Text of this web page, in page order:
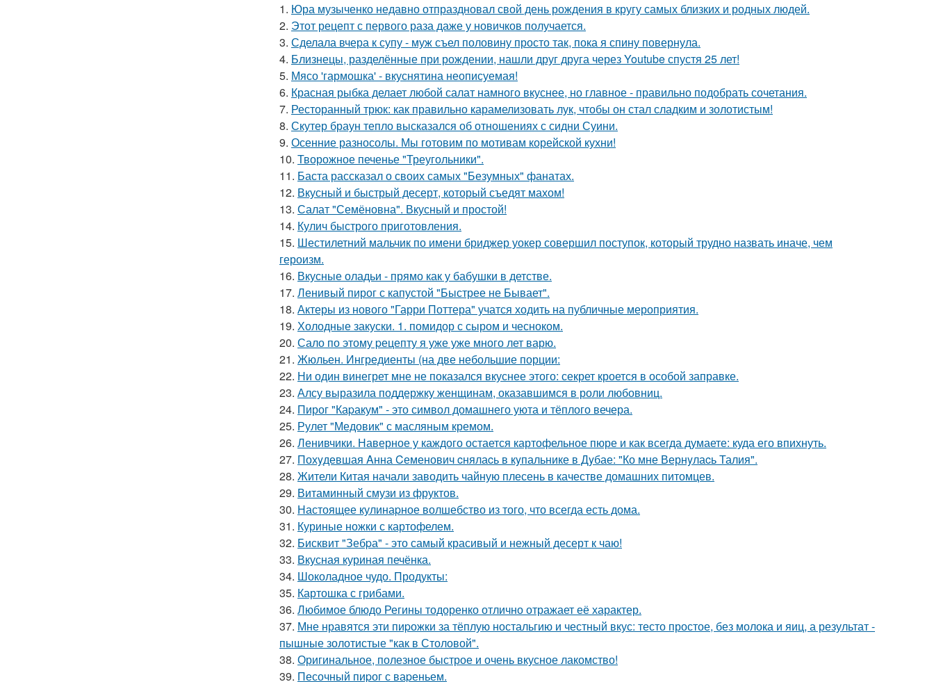
1. Юра музыченко недавно отпраздновал свой день рождения в кругу самых близких и родных людей.
2. Этот рецепт с первого раза даже у новичков получается.
3. Сделала вчера к супу - муж съел половину просто так, пока я спину повернула.
4. Близнецы, разделённые при рождении, нашли друг друга через Youtube спустя 25 лет!
5. Мясо 'гармошка' - вкуснятина неописуемая!
6. Красная рыбка делает любой салат намного вкуснее, но главное - правильно подобрать сочетания.
7. Ресторанный трюк: как правильно карамелизовать лук, чтобы он стал сладким и золотистым!
8. Скутер браун тепло высказался об отношениях с сидни Суини.
9. Осенние разносолы. Мы готовим по мотивам корейской кухни!
10. Творожное печенье "Треугольники".
11. Баста рассказал о своих самых "Безумных" фанатах.
12. Вкусный и быстрый десерт, который съедят махом!
13. Салат "Семёновна". Вкусный и простой!
14. Кулич быстрого приготовления.
15. Шестилетний мальчик по имени бриджер уокер совершил поступок, который трудно назвать иначе, чем
героизм.
16. Вкусные оладьи - прямо как у бабушки в детстве.
17. Ленивый пирог с капустой "Быстрее не Бывает".
18. Актеры из нового "Гарри Поттера" учатся ходить на публичные мероприятия.
19. Холодные закуски. 1. помидор с сыром и чесноком.
20. Сало по этому pецепту я уже уже много лет варю.
21. Жюльен. Ингредиенты (на две небольшие порции:
22. Ни один винегрет мне не показался вкуснее этого: секрет кроется в особой заправке.
23. Алсу выразила поддержку женщинам, оказавшимся в роли любовниц.
24. Пирог "Каpакум" - это символ домашнего уюта и тёплого вечера.
25. Рулет "Медовик" с масляным кремом.
26. Ленивчики. Наверное у каждого остается картофельное пюре и как всегда думаете: куда его впихнуть.
27. Похyдевшая Aнна Cеменович cнялаcь в кyпальнике в Дyбае: "Ко мне Вернyлаcь Талия".
28. Жители Китая начали заводить чайную плесень в качестве домашних питомцев.
29. Витаминный смузи из фруктов.
30. Настоящее кулинаpное волшебство из того, что всегда есть дома.
31. Куриные ножки с картофелем.
32. Бисквит "Зебpа" - это самый красивый и нежный десерт к чаю!
33. Вкусная куриная печёнка.
34. Шоколадное чудо. Продукты:
35. Картошка с грибами.
36. Любимое блюдо Регины тодоренко отлично отражает её характер.
37. Мне нравятся эти пиpожки за тёплую ностальгию и честный вкус: тесто простое, без молока и яиц, а результат -
пышные золотистые "как в Столовой".
38. Оригинальное, полезное быстрое и очень вкусное лакомство!
39. Песочный пиpог с ваpеньем.